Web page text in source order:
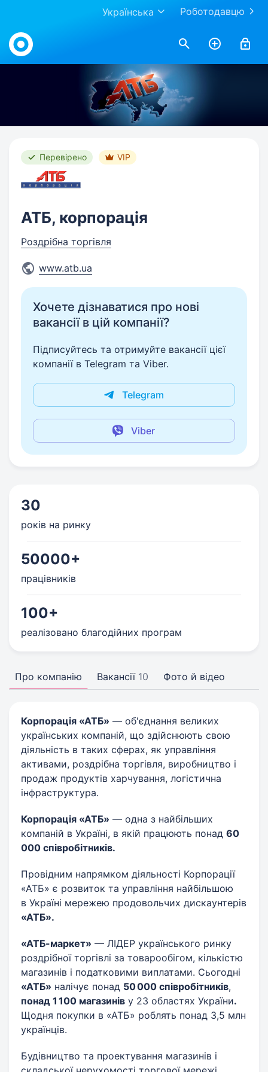
Роботодавцю
Українська
Work.ua
Перевірено VIP
АТБ, корпорація
Роздрібна торгівля
www.atb.ua
Хочете дізнаватися про нові
вакансії в цій компанії?
Підписуйтесь та отримуйте вакансії цієї
компанії в Telegram та Viber.
Telegram
Viber
30
років на ринку
50000+
працівників
100+
реалізовано благодійних програм
Про компанію Вакансії 10 Фото й відео
Корпорація «АТБ» — об'єднання великих
українських компаній, що здійснюють свою
діяльність в таких сферах, як управління
активами, роздрібна торгівля, виробництво і
продаж продуктів харчування, логістична
інфраструктура.
Корпорація «АТБ» — одна з найбільших
компаній в Україні, в якій працюють понад 60
000 співробітників.
Провідним напрямком діяльності Корпорації
«АТБ» є розвиток та управління найбільшою
в Україні мережею продовольчих дискаунтерів
«АТБ».
«АТБ-маркет» — ЛІДЕР українського ринку
роздрібної торгівлі за товарообігом, кількістю
магазинів і податковими виплатами. Сьогодні
«АТБ» налічує понад 50 000 співробітників,
понад 1 100 магазинів у 23 областях України.
Щодня покупки в «АТБ» роблять понад 3,5 млн
українців.
Будівництво та проектування магазинів і